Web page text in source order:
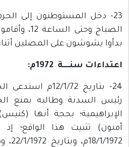
الصباح وحتى
بدأوا يشوشون على المصلين
اعتداءات سنــــة 1972م:
24- بتاريخ 12/1/
رئيس السدنة وطالبه بمنع
الإبراهيمية؛ بحجة أنها
أمنون) تثبيت هذا الواقع؛
18/1/